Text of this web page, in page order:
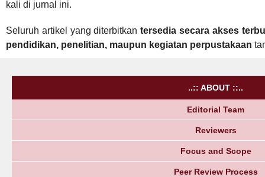
kali di jurnal ini.
Seluruh artikel yang diterbitkantersedia secara akses
pendidikan, penelitian, maupun kegiatan perpustakaan
..:: ABOUT ::..
Editorial Team
Reviewers
Focus and Scope
Peer Review Process